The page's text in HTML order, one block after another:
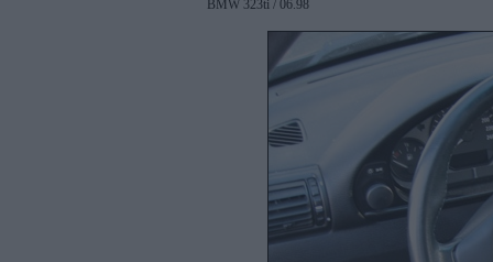
BMW 323ti / 06.98